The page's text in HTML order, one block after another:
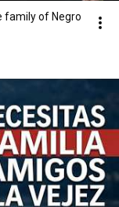
family of Negro